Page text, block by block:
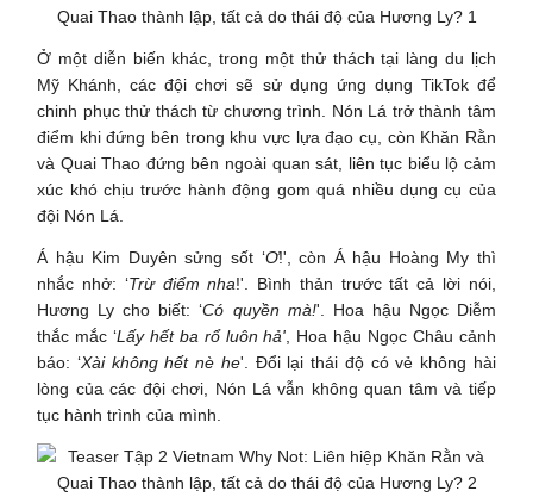
Ở một diễn biến khác, trong một thử thách tại làng du lịch
Mỹ Khánh, các đội chơi sẽ sử dụng ứng dụng TikTok để
chinh phục thử thách từ chương trình. Nón Lá trở thành tâm
điểm khi đứng bên trong khu vực lựa đạo cụ, còn Khăn Rằn
và Quai Thao đứng bên ngoài quan sát, liên tục biểu lộ cảm
xúc khó chịu trước hành động gom quá nhiều dụng cụ của
đội Nón Lá.
Á hậu Kim Duyên sửng sốt ‘Ơ!', còn Á hậu Hoàng My thì
nhắc nhở: ‘Trừ điểm nha!'. Bình thản trước tất cả lời nói,
Hương Ly cho biết: ‘Có quyền mà!'. Hoa hậu Ngọc Diễm
thắc mắc ‘Lấy hết ba rổ luôn hả' , Hoa hậu Ngọc Châu cảnh
báo: ‘Xài không hết nè he'. Đổi lại thái độ có vẻ không hài
lòng của các đội chơi, Nón Lá vẫn không quan tâm và tiếp
tục hành trình của mình.